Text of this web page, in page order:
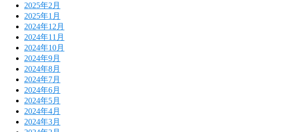
2025年2月
2025年1月
2024年12月
2024年11月
2024年10月
2024年9月
2024年8月
2024年7月
2024年6月
2024年5月
2024年4月
2024年3月